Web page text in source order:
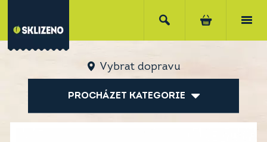
Vybrat dopravu
PROCHÁZET KATEGORIE